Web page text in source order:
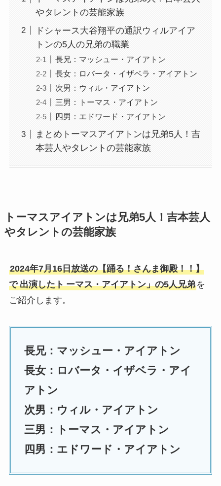
やタレントの芸能家族
ドシャース大谷翔平の通訳ウィルアイア
トンの5人の兄弟の職業
長兄：マッシュー・アイアトン
長女：ロバータ・イザベラ・アイアトン
次男：ウィル・アイアトン
三男：トーマス・アイアトン
四男：エドワード・アイアトン
まとめトーマスアイアトンは兄弟5人！吉
本芸人やタレントの芸能家族
トーマスアイアトンは兄弟5人！吉本芸人
やタレントの芸能家族
2024年7月16日放送の【踊る！さんま御殿！！】
で 出演したト ーマス・アイアトン」の5人兄弟を
ご紹介します。
長兄：マッシュー・アイアトン
長女：ロバータ・イザベラ・アイ
アトン
次男：ウィル・アイアトン
三男：トーマス・アイアトン
四男：エドワード・アイアトン